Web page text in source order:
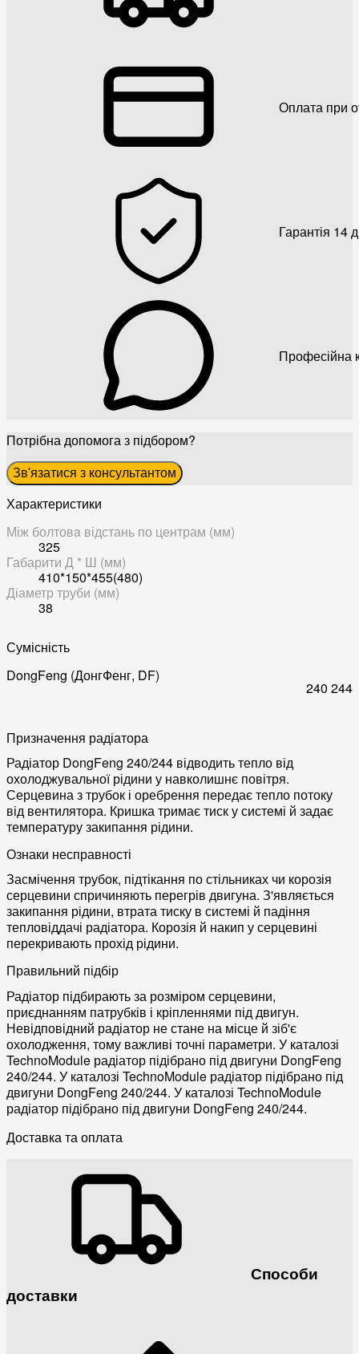
Оплата при
Гарантія 14
Професійна
Потрібна допомога з підбором?
Зв'язатися з консультантом
Характеристики
Між болтовa відстань по центрам (мм)
325
Габарити Д * Ш (мм)
410*150*455(480)
Діаметр труби (мм)
38
Сумісність
DongFeng (ДонгФенг, DF)
240 244
Призначення радіатора
Радіатор DongFeng 240/244 відводить тепло від
охолоджувальної рідини у навколишнє повітря.
Серцевина з трубок і оребрення передає тепло потоку
від вентилятора. Кришка тримає тиск у системі й задає
температуру закипання рідини.
Ознаки несправності
Засмічення трубок, підтікання по стільниках чи корозія
серцевини спричиняють перегрів двигуна. З'являється
закипання рідини, втрата тиску в системі й падіння
тепловіддачі радіатора. Корозія й накип у серцевині
перекривають прохід рідини.
Правильний підбір
Радіатор підбирають за розміром серцевини,
приєднанням патрубків і кріпленнями під двигун.
Невідповідний радіатор не стане на місце й зіб'є
охолодження, тому важливі точні параметри. У каталозі
TechnoModule радіатор підібрано під двигуни DongFeng
240/244. У каталозі TechnoModule радіатор підібрано під
двигуни DongFeng 240/244. У каталозі TechnoModule
радіатор підібрано під двигуни DongFeng 240/244.
Доставка та оплата
Способи
доставки